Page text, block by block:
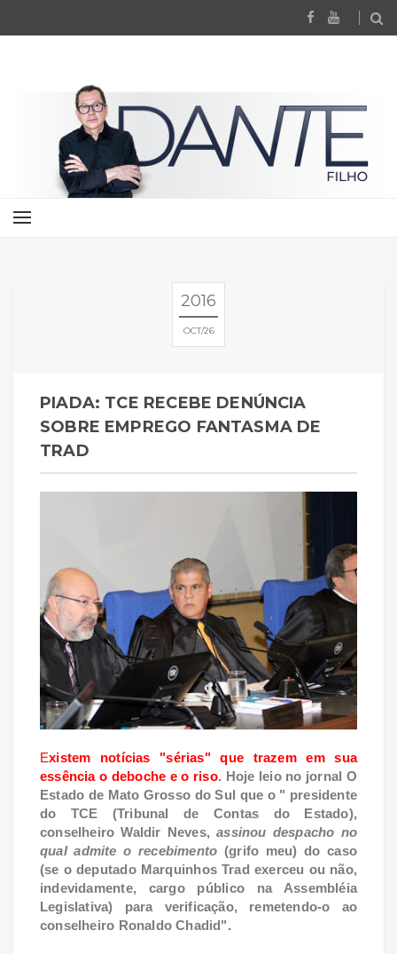
2016
OCT 26
PIADA: TCE RECEBE DENÚNCIA
SOBRE EMPREGO FANTASMA DE
TRAD
Existem notícias "sérias" que trazem em sua
essência o deboche e o riso. Hoje leio no jornal O
Estado de Mato Grosso do Sul que o " presidente
do TCE (Tribunal de Contas do Estado),
conselheiro Waldir Neves,assinou despacho no
qual admite o recebimento (grifo meu) do caso
(se o deputado Marquinhos Trad exerceu ou não,
indevidamente, cargo público na Assembléia
Legislativa) para verificação, remetendo-o ao
conselheiro Ronaldo Chadid".